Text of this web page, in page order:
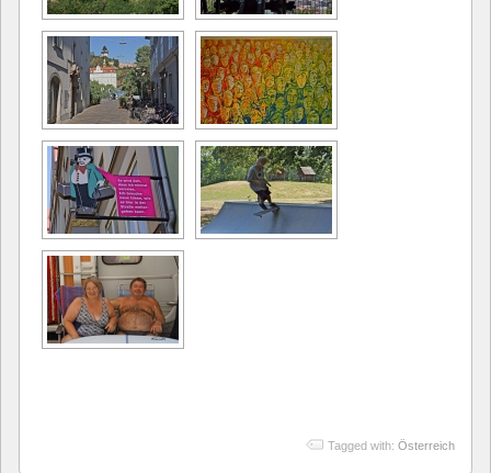
Tagged with: Österreich